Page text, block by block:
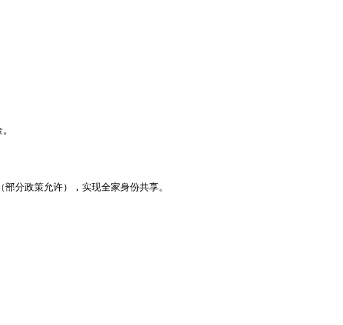
分政策允许），实现全家身份共享。